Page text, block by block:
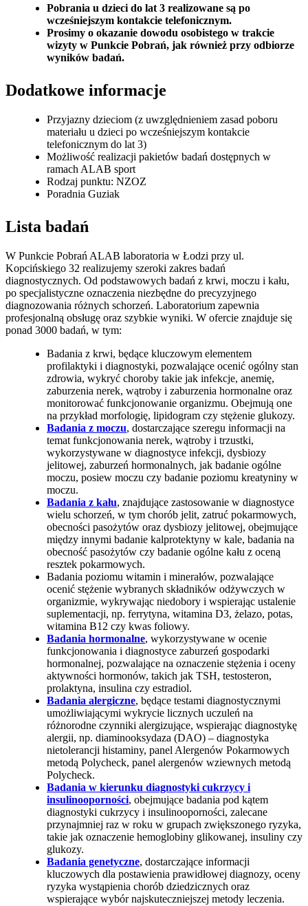
Pobrania u dzieci do lat 3 realizowane są po
wcześniejszym kontakcie telefonicznym.
Prosimy o okazanie dowodu osobistego w trakcie
wizyty w Punkcie Pobrań, jak również przy odbiorze
wyników badań.
Dodatkowe informacje
Przyjazny dzieciom (z uwzględnieniem zasad poboru
materiału u dzieci po wcześniejszym kontakcie
telefonicznym do lat 3)
Możliwość realizacji pakietów badań dostępnych w
ramach ALAB sport
Rodzaj punktu: NZOZ
Poradnia Guziak
Lista badań
W Punkcie Pobrań ALAB laboratoria w Łodzi przy ul.
Kopcińskiego 32 realizujemy szeroki zakres badań
diagnostycznych. Od podstawowych badań z krwi, moczu i kału,
po specjalistyczne oznaczenia niezbędne do precyzyjnego
diagnozowania różnych schorzeń. Laboratorium zapewnia
profesjonalną obsługę oraz szybkie wyniki. W ofercie znajduje się
ponad 3000 badań, w tym:
Badania z krwi, będące kluczowym elementem
profilaktyki i diagnostyki, pozwalające ocenić ogólny stan
zdrowia, wykryć choroby takie jak infekcje, anemię,
zaburzenia nerek, wątroby i zaburzenia hormonalne oraz
monitorować funkcjonowanie organizmu. Obejmują one
na przykład morfologię, lipidogram czy stężenie glukozy.
Badania z moczu, dostarczające szeregu informacji na
temat funkcjonowania nerek, wątroby i trzustki,
wykorzystywane w diagnostyce infekcji, dysbiozy
jelitowej, zaburzeń hormonalnych, jak badanie ogólne
moczu, posiew moczu czy badanie poziomu kreatyniny w
moczu.
Badania z kału, znajdujące zastosowanie w diagnostyce
wielu schorzeń, w tym chorób jelit, zatruć pokarmowych,
obecności pasożytów oraz dysbiozy jelitowej, obejmujące
między innymi badanie kalprotektyny w kale, badania na
obecność pasożytów czy badanie ogólne kału z oceną
resztek pokarmowych.
Badania poziomu witamin i minerałów, pozwalające
ocenić stężenie wybranych składników odżywczych w
organizmie, wykrywając niedobory i wspierając ustalenie
suplementacji, np. ferrytyna, witamina D3, żelazo, potas,
witamina B12 czy kwas foliowy.
Badania hormonalne, wykorzystywane w ocenie
funkcjonowania i diagnostyce zaburzeń gospodarki
hormonalnej, pozwalające na oznaczenie stężenia i oceny
aktywności hormonów, takich jak TSH, testosteron,
prolaktyna, insulina czy estradiol.
Badania alergiczne, będące testami diagnostycznymi
umożliwiającymi wykrycie licznych uczuleń na
różnorodne czynniki alergizujące, wspierając diagnostykę
alergii, np. diaminooksydaza (DAO) – diagnostyka
nietolerancji histaminy, panel Alergenów Pokarmowych
metodą Polycheck, panel alergenów wziewnych metodą
Polycheck.
Badania w kierunku diagnostyki cukrzycy i
insulinooporności, obejmujące badania pod kątem
diagnostyki cukrzycy i insulinooporności, zalecane
przynajmniej raz w roku w grupach zwiększonego ryzyka,
takie jak oznaczenie hemoglobiny glikowanej, insuliny czy
glukozy.
Badania genetyczne, dostarczające informacji
kluczowych dla postawienia prawidłowej diagnozy, oceny
ryzyka wystąpienia chorób dziedzicznych oraz
wspierające wybór najskuteczniejszej metody leczenia.